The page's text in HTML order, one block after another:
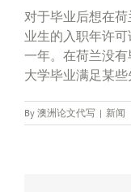
对于毕业后想在
业生的入职年许
一年。在荷兰没
大学毕业满足某些
By 澳洲论文代写 | 新闻